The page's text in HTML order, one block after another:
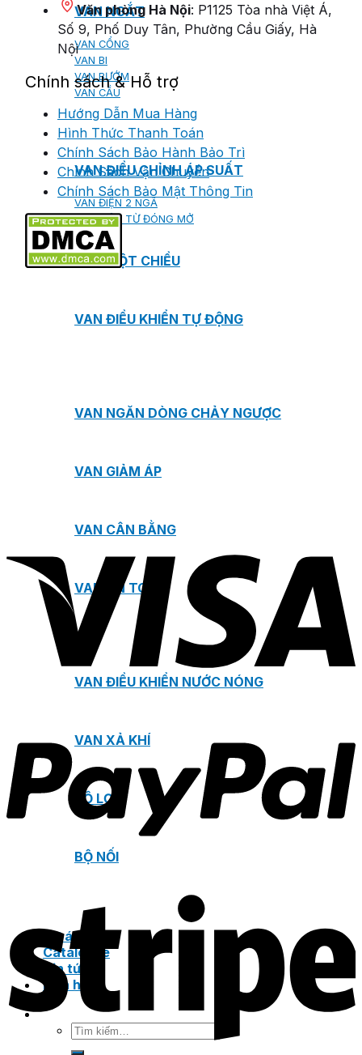
VAN NGẮT
VAN CỔNG
VAN BI
VAN BƯỚM
VAN CẦU
VAN ĐIỀU CHỈNH ÁP SUẤT
VAN ĐIỆN 2 NGÃ
VAN ĐIỆN TỪ ĐÓNG MỞ
VAN MỘT CHIỀU
VAN ĐIỀU KHIỂN TỰ ĐỘNG
VAN NGĂN DÒNG CHẢY NGƯỢC
VAN GIẢM ÁP
VAN CÂN BẰNG
VAN AN TOÀN
VAN ĐIỀU KHIỂN NƯỚC NÓNG
VAN XẢ KHÍ
BỘ LỌC
BỘ NỐI
Dự án
Catalogue
Tin tức
Liên hệ
Tìm
Văn phòng Hà Nội: P1125 Tòa nhà Việt Á,
Số 9, Phố Duy Tân, Phường Cầu Giấy, Hà
Nội
Chính sách & Hỗ trợ
Hướng Dẫn Mua Hàng
Hình Thức Thanh Toán
Chính Sách Bảo Hành Bảo Trì
Chính Sách Vận Chuyển
Chính Sách Bảo Mật Thông Tin